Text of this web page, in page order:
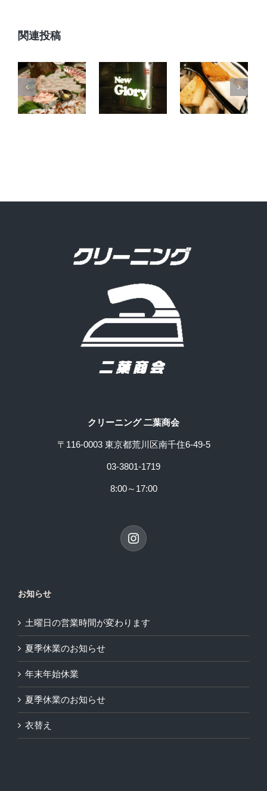
関連投稿
忘年会で
海鮮
都青会常
任会議＆
ブロック
浅草吾妻
屋さんで
忘年会
クリーニング 二葉商会
〒116-0003 東京都荒川区南千住6-49-5
03-3801-1719
8:00～17:00
お知らせ
土曜日の営業時間が変わります
夏季休業のお知らせ
年末年始休業
夏季休業のお知らせ
衣替え